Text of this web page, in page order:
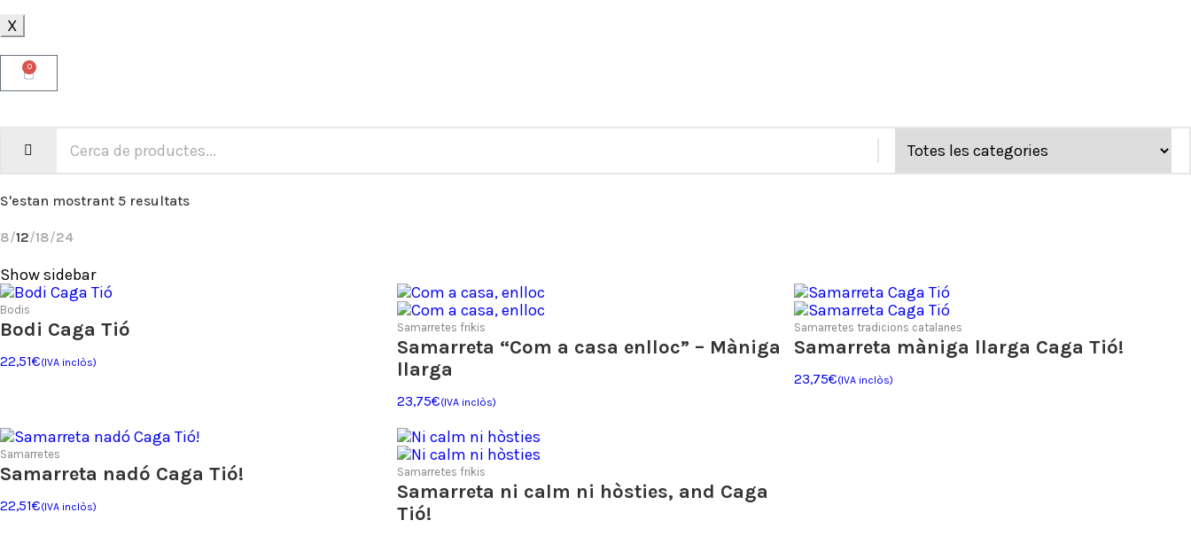
X
0
S'estan mostrant 5 resultats
8 12 18 24
Show sidebar
Bodis
Bodi Caga Tió
22,51€(IVA inclòs)
Samarretes frikis
Samarreta “Com a casa enlloc” – Màniga
llarga
23,75€(IVA inclòs)
Samarretes tradicions catalanes
Samarreta màniga llarga Caga Tió!
23,75€(IVA inclòs)
Samarretes
Samarreta nadó Caga Tió!
22,51€(IVA inclòs)
Samarretes frikis
Samarreta ni calm ni hòsties, and Caga
Tió!